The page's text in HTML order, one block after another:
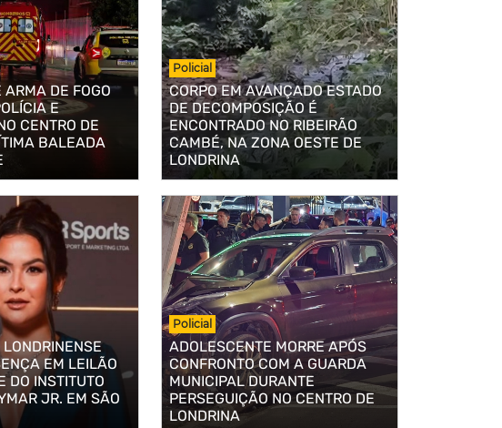
ARMA DE FOGO
E
CENTRO DE
BALEADA
Policial
CORPO EM AVANÇADO ESTADO
DE DECOMPOSIÇÃO É
ENCONTRADO NO RIBEIRÃO
CAMBÉ, NA ZONA OESTE DE
LONDRINA
EM LEILÃO
DO INSTITUTO
JR. EM SÃO
Policial
ADOLESCENTE MORRE APÓS
CONFRONTO COM A GUARDA
MUNICIPAL DURANTE
PERSEGUIÇÃO NO CENTRO DE
LONDRINA